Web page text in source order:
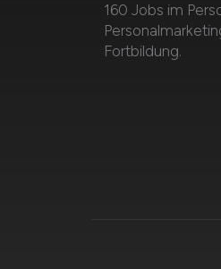
160 Jobs im
Fortbildung.